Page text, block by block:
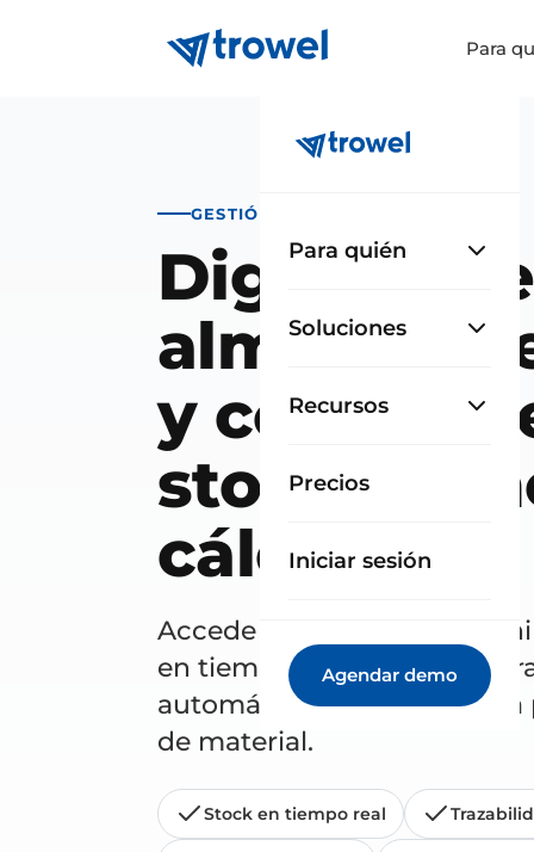
Para
Para quién
Soluciones
Recursos
Precios
Iniciar sesión
Agendar demo
GESTIÓN DE OBRA
Digitaliza
almacén
y controla
stock sin
cálculo
Accede al inventario
en tiempo real, registra
automáticamente y elimina
de material.
Stock en tiempo real